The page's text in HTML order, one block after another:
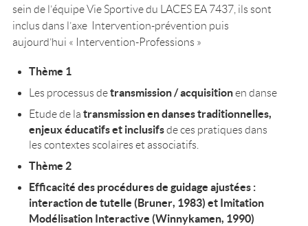
sein de l’équipe Vie Sportive du LACES EA 7437, ils sont
inclus dans l’axe Intervention-prévention puis
aujourd’hui « Intervention-Professions »
Thème 1
Les processus detransmission / acquisitionen danse
Etude de la transmission en danses traditionnelles,
enjeux éducatifs et inclusifsde ces pratiques dans
les contextes scolaires et associatifs.
Thème 2
Efficacité des procédures de guidage ajustées :
interaction de tutelle (Bruner, 1983) et Imitation
Modélisation Interactive (Winnykamen, 1990)